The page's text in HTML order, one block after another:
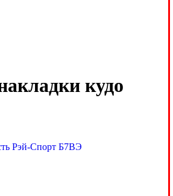
кудо
Рэй-Спорт Б7ВЭ